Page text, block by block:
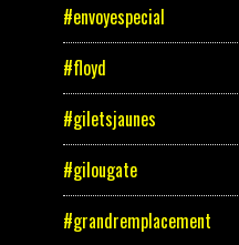
#envoyespecial
#floyd
#giletsjaunes
#gilougate
#grandremplacement